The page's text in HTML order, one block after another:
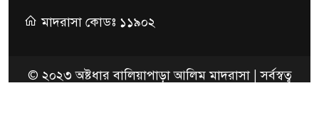
মাদরাসা কোডঃ ১১৯০২
© ২০২৩ অষ্টধার বালিয়াপাড়া আলিম মাদরাসা | সর্বস্বত্ব